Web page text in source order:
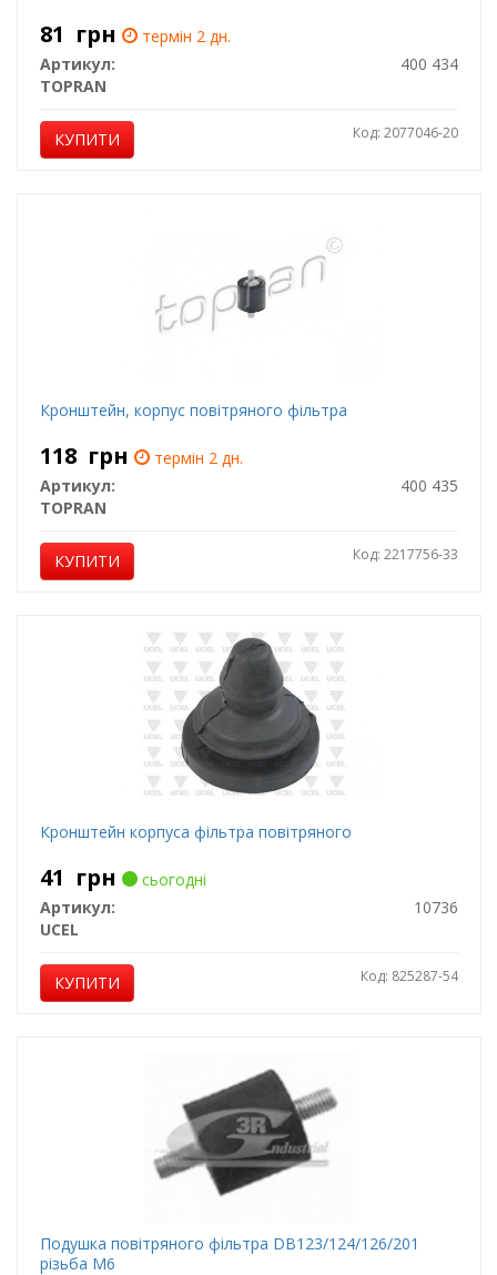
81 грн
термін 2 дн.
Артикул:
400 434
TOPRAN
КУПИТИ Код: 2077046-20
Кронштейн, корпус повітряного фільтра
118 грн
термін 2 дн.
Артикул:
400 435
TOPRAN
КУПИТИ Код: 2217756-33
Кронштейн корпуса фільтра повітряного
41 грн
сьогодні
Артикул:
10736
UCEL
КУПИТИ Код: 825287-54
Подушка повітряного фільтра DB123/124/126/201
різьба М6